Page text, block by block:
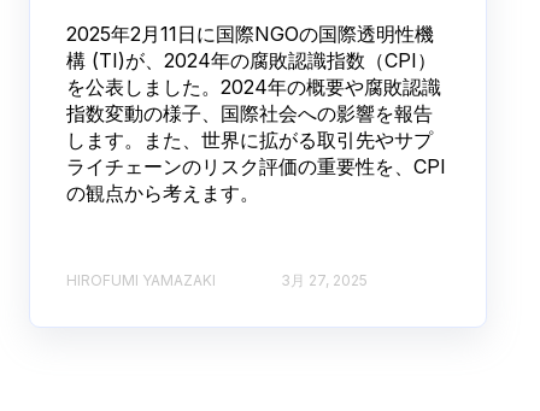
2025年2月11日に国際NGOの国際透明性機
構 (TI)が、2024年の腐敗認識指数（CPI）
を公表しました。2024年の概要や腐敗認識
指数変動の様子、国際社会への影響を報告
します。また、世界に拡がる取引先やサプ
ライチェーンのリスク評価の重要性を、CPI
の観点から考えます。
HIROFUMI YAMAZAKI 3月 27, 2025